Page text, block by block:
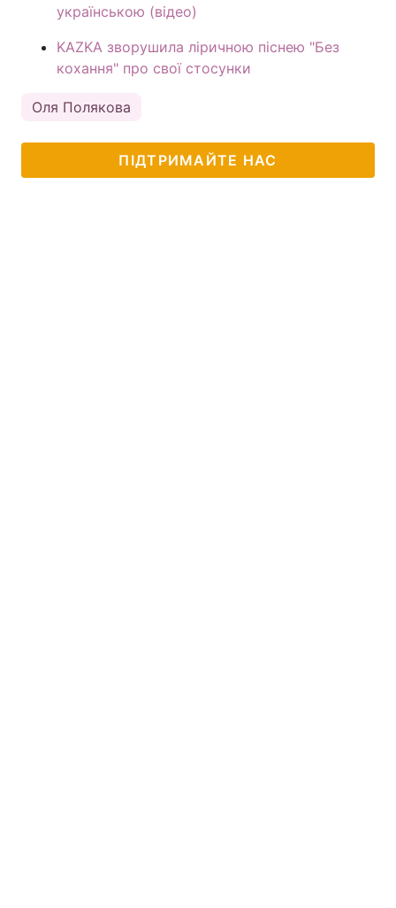
українською (відео)
KAZKA зворушила ліричною піснею "Без
кохання" про свої стосунки
Оля Полякова
ПІДТРИМАЙТЕ НАС